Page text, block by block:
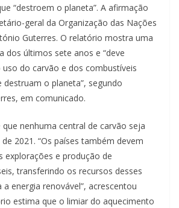
“destroem o planeta”. A afirmação
geral da Organização das Nações
Guterres. O relatório mostra uma
dos últimos sete anos e “deve
do carvão e dos combustíveis
destruam o planeta”, segundo
em comunicado.
nenhuma central de carvão seja
2021. “Os países também devem
explorações e produção de
transferindo os recursos desses
energia renovável”, acrescentou
estima que o limiar do aquecimento